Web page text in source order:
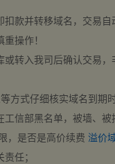
款并转移域名，交易
操作！
转入我司后确认交易
方式仔细核实域名到期
信部黑名单，被墙、
，是否是高价续费 溢价
任；